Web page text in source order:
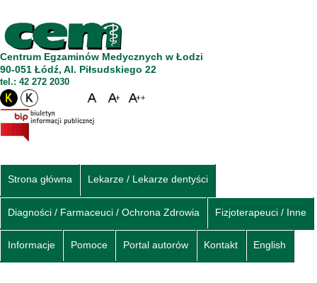
Centrum Egzaminów Medycznych w Łodzi
90-051 Łódź, Al. Piłsudskiego 22
tel.: 42 272 2030
Strona główna Lekarze / Lekarze dentyści
Diagności / Farmaceuci / Ochrona Zdrowia Fizjoterapeuci / Inne
Informacje Pomoce Portal autorów Kontakt English